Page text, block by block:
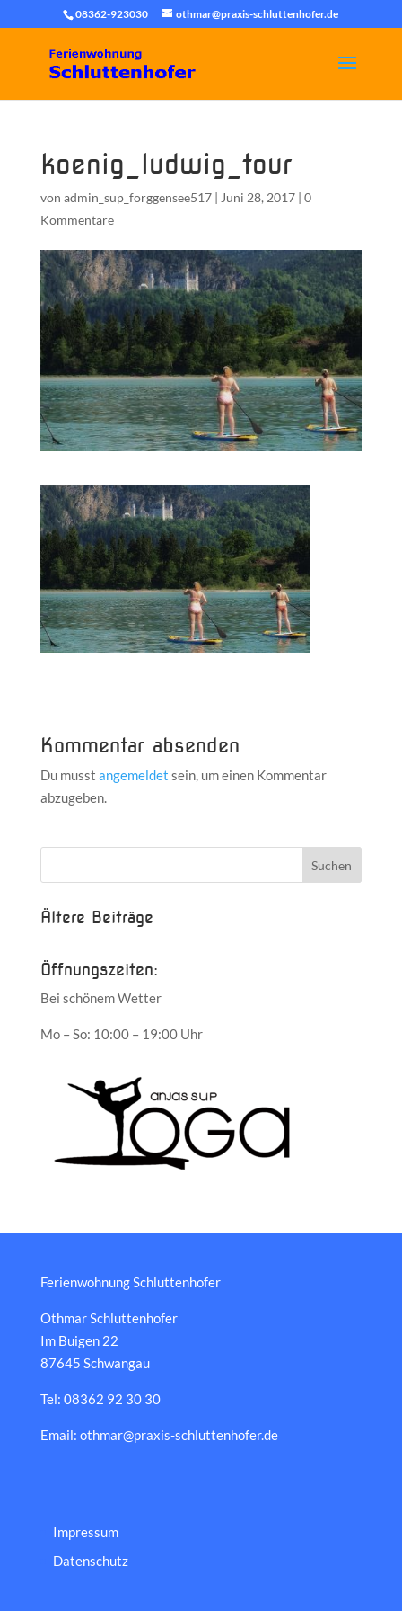
08362-923030 othmar@praxis-schluttenhofer.de
koenig_ludwig_tour
von admin_sup_forggensee517| Juni 28, 2017| 0
Kommentare
Kommentar absenden
Du musst angemeldet sein, um einen Kommentar
abzugeben.
Ältere Beiträge
Öffnungszeiten:
Bei schönem Wetter
Mo – So: 10:00 – 19:00 Uhr
Ferienwohnung Schluttenhofer
Othmar Schluttenhofer
Im Buigen 22
87645 Schwangau
Tel: 08362 92 30 30
Email: othmar@praxis-schluttenhofer.de
Impressum
Datenschutz